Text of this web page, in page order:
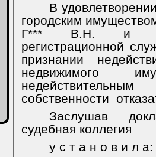
В
городским
Г*** В.Н. и
регистрационной
признании
недвижимого
недействительным
собственности
Заслушав
судебная коллегия
у с т а н о в и л а: